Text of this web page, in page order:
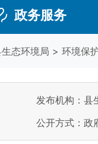
政务服务
态环境局 > 环境保
发布机构：县
公开方式：政